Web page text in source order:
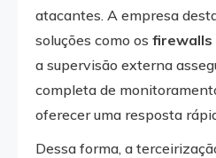
atacantes. A empresa
soluções como os firewalls
a supervisão externa
completa de
oferecer uma resposta
Dessa forma, a